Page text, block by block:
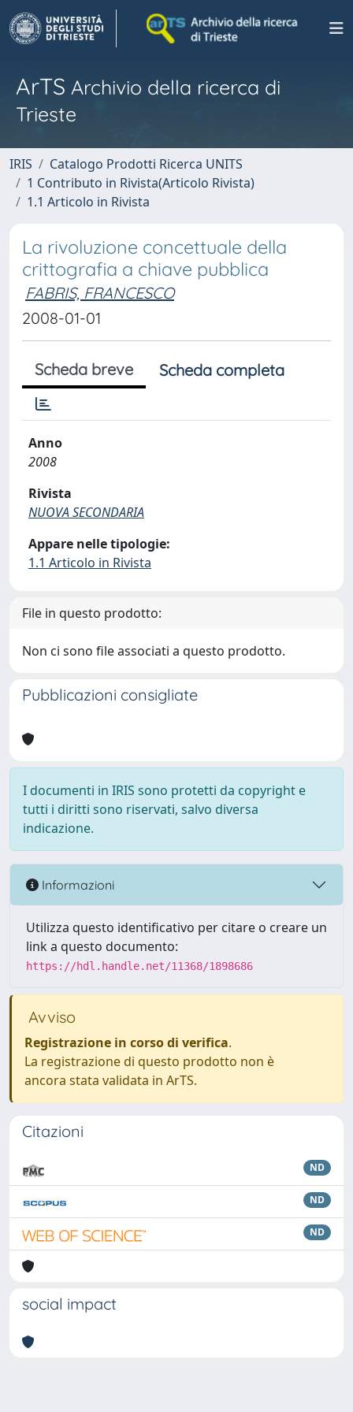
ArTS Archivio della ricerca di
Trieste
IRIS
Catalogo Prodotti Ricerca UNITS
1 Contributo in Rivista(Articolo Rivista)
1.1 Articolo in Rivista
La rivoluzione concettuale della
crittografia a chiave pubblica
FABRIS, FRANCESCO
2008-01-01
Scheda breve Scheda completa
Anno
2008
Rivista
NUOVA SECONDARIA
Appare nelle tipologie:
1.1 Articolo in Rivista
File in questo prodotto:
Non ci sono file associati a questo prodotto.
Pubblicazioni consigliate
I documenti in IRIS sono protetti da copyright e
tutti i diritti sono riservati, salvo diversa
indicazione.
Informazioni
Utilizza questo identificativo per citare o creare un
link a questo documento:
https://hdl.handle.net/11368/1898686
Avviso
Registrazione in corso di verifica.
La registrazione di questo prodotto non è
ancora stata validata in ArTS.
Citazioni
ND
ND
ND
social impact